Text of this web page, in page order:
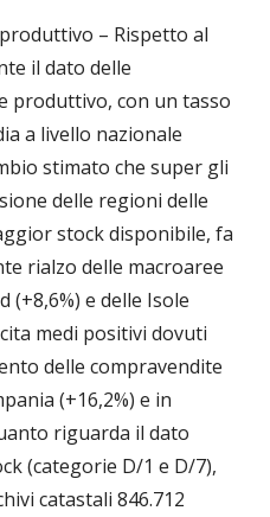
– Rispetto al
il dato delle
produttivo, con un tasso
a livello nazionale
stimato che super gli
delle regioni delle
stock disponibile, fa
rialzo delle macroaree
(+8,6%) e delle Isole
medi positivi dovuti
delle compravendite
(+16,2%) e in
riguarda il dato
(categorie D/1 e D/7),
catastali 846.712